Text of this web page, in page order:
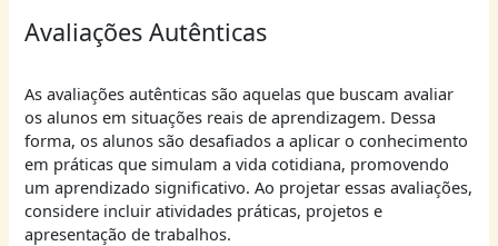
Avaliações Autênticas
As avaliações autênticas são aquelas que buscam avaliar
os alunos em situações reais de aprendizagem. Dessa
forma, os alunos são desafiados a aplicar o conhecimento
em práticas que simulam a vida cotidiana, promovendo
um aprendizado significativo. Ao projetar essas avaliações,
considere incluir atividades práticas, projetos e
apresentação de trabalhos.